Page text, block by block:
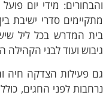
מידי יום פועל
סדרי ישיבת
המדרש בכל ליל שישי,
ועוד לבני הקהילה
פעילות הצדקה חיה
לפני החגים, כולל